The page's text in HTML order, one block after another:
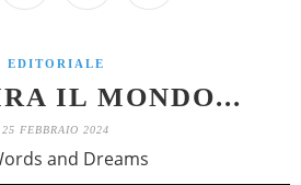
EDITORIALE
IL MONDO...
25 FEBBRAIO 2024
and Dreams